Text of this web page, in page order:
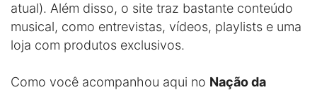
atual). Além disso, o site traz bastante conteúdo
musical, como entrevistas, vídeos, playlists e uma
loja com produtos exclusivos.
Como você acompanhou aqui no Nação da